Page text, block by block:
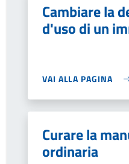
Cambiare la
d'uso di un
VAI ALLA PAGINA
Curare la
ordinaria